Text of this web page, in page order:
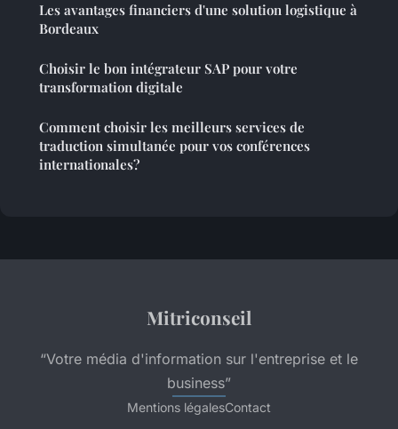
Les avantages financiers d'une solution logistique à
Bordeaux
Choisir le bon intégrateur SAP pour votre
transformation digitale
Comment choisir les meilleurs services de
traduction simultanée pour vos conférences
internationales?
Mitriconseil
“Votre média d'information sur l'entreprise et le
business”
Mentions légalesContact